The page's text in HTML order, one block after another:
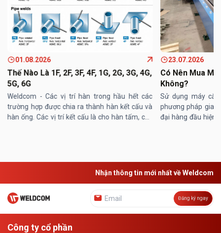
01.08.2026
Thế Nào Là 1F, 2F, 3F, 4F, 1G, 2G, 3G, 4G,
5G, 6G
Weldcom - Các vị trí hàn trong hầu hết các
trường hợp được chia ra thành hàn kết cấu và
hàn ống. Các vị trí kết cấu là cho hàn tấm, các
23.07.2026
Có Nên Mua
Không?
Sử dụng máy
phương pháp gia
đại hàng đầu hiện
Nhận thông tin mới nhất về Weldcom
Đăng ký ngay
Công ty cổ phần